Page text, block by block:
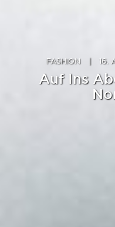
FASHION 16.
Auf Ins